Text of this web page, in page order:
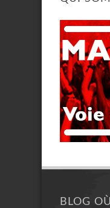
BLOG